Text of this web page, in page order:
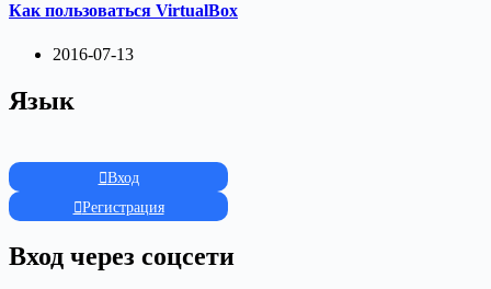
Как пользоваться VirtualBox
2016-07-13
Язык
Вход
Регистрация
Вход через соцсети